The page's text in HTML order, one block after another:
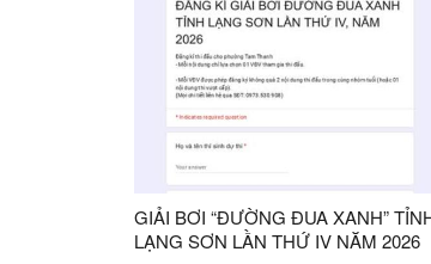
GIẢI BƠI “ĐƯỜNG ĐUA XANH”
LẠNG SƠN LẦN THỨ IV NĂM 2026